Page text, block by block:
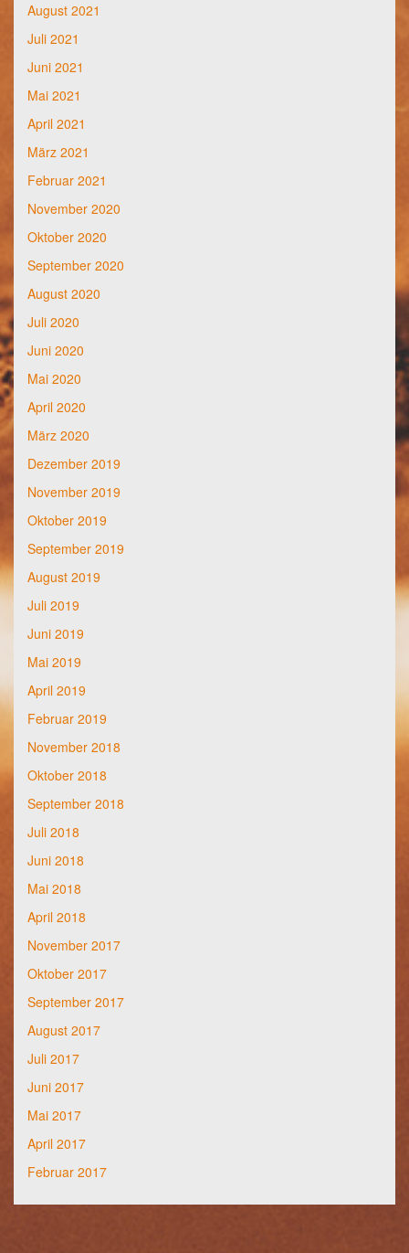
August 2021
Juli 2021
Juni 2021
Mai 2021
April 2021
März 2021
Februar 2021
November 2020
Oktober 2020
September 2020
August 2020
Juli 2020
Juni 2020
Mai 2020
April 2020
März 2020
Dezember 2019
November 2019
Oktober 2019
September 2019
August 2019
Juli 2019
Juni 2019
Mai 2019
April 2019
Februar 2019
November 2018
Oktober 2018
September 2018
Juli 2018
Juni 2018
Mai 2018
April 2018
November 2017
Oktober 2017
September 2017
August 2017
Juli 2017
Juni 2017
Mai 2017
April 2017
Februar 2017